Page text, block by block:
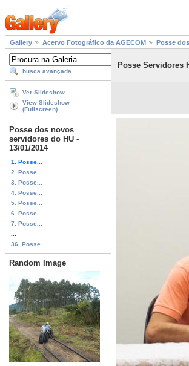
Gallery Acervo Fotográfico da AGECOM Posse
busca avançada
Ver Slideshow
View Slideshow
(Fullscreen)
Posse dos novos
servidores do HU -
13/01/2014
1. Posse...
2. Posse...
3. Posse...
4. Posse...
5. Posse...
6. Posse...
7. Posse...
36. Posse...
Random Image
Posse Servidores